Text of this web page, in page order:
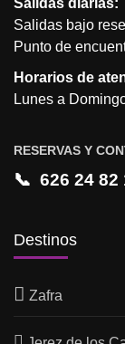
Salidas diarias:
Salidas bajo
Punto de
Horarios de
Lunes a
RESERVAS Y
📞 626 24 82
Destinos
Zafra